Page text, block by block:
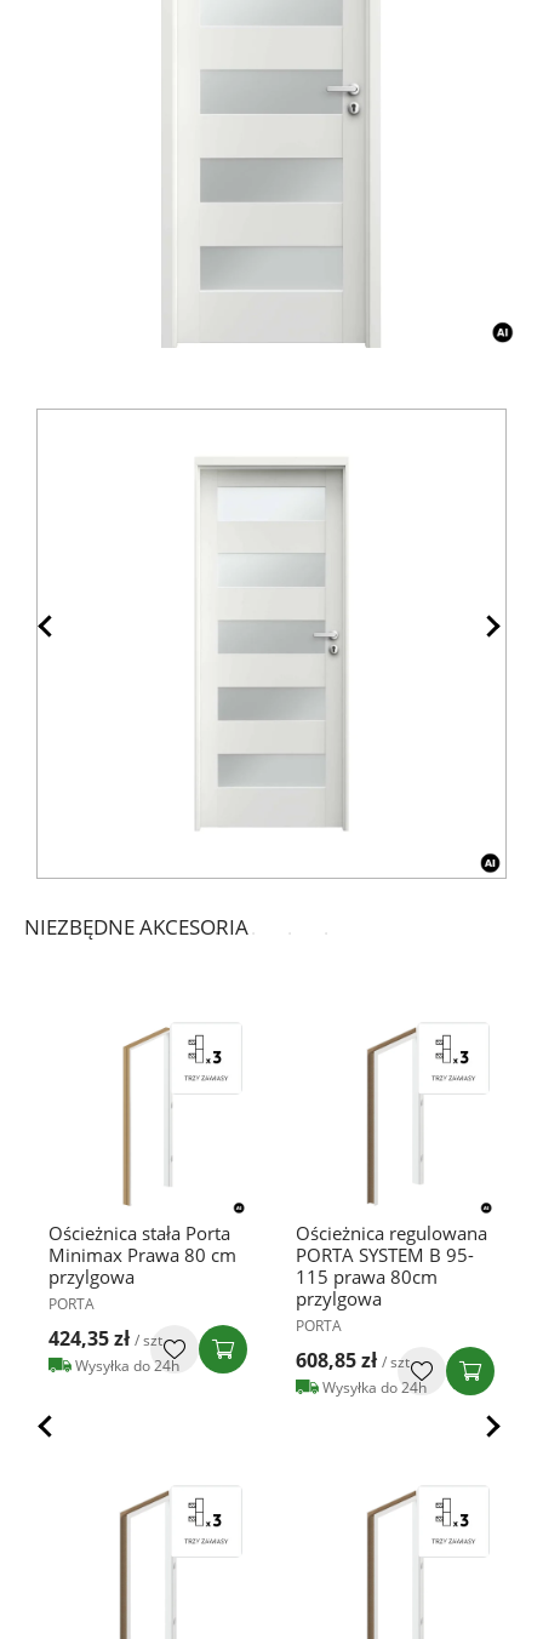
NIEZBĘDNE AKCESORIA
Ościeżnica stała Porta
Minimax Prawa 80 cm
przylgowa
PORTA
424,35 zł / szt
Wysyłka do 24h
Ościeżnica regulowana
PORTA SYSTEM B 95-
115 prawa 80cm
przylgowa
PORTA
608,85 zł / szt
Wysyłka do 24h